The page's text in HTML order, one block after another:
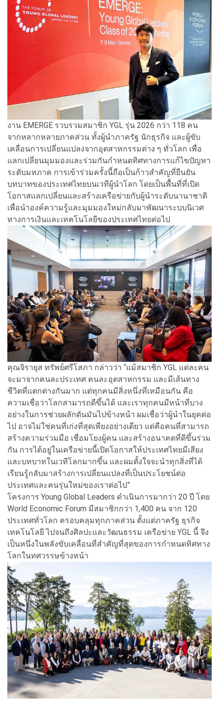
งาน EMERGE รวบรวมสมาชิก YGL รุ่น 2026 กว่า 118 คน
จากหลากหลายภาคส่วน ทั้งผู้นำภาครัฐ นักธุรกิจ และผู้ขับ
เคลื่อนการเปลี่ยนแปลงจากอุตสาหกรรมต่าง ๆ ทั่วโลก เพื่อ
แลกเปลี่ยนมุมมองและร่วมกันกำหนดทิศทางการแก้ไขปัญหา
ระดับมหภาค การเข้าร่วมครั้งนี้ถือเป็นก้าวสำคัญที่ยืนยัน
บทบาทของประเทศไทยบนเวทีผู้นำโลก โดยเป็นพื้นที่ที่เปิด
โอกาสแลกเปลี่ยนและสร้างเครือข่ายกับผู้นำระดับนานาชาติ
เพื่อนำองค์ความรู้และมุมมองใหม่กลับมาพัฒนาระบบนิเวศ
ทางการเงินและเทคโนโลยีของประเทศไทยต่อไป
คุณจิรายุส ทรัพย์ศรีโสภา กล่าวว่า “แม้สมาชิก YGL แต่ละคน
จะมาจากคนละประเทศ คนละอุตสาหกรรม และมีเส้นทาง
ชีวิตที่แตกต่างกันมาก แต่ทุกคนมีสิ่งหนึ่งที่เหมือนกัน คือ
ความเชื่อว่าโลกสามารถดีขึ้นได้ และเราทุกคนมีหน้าที่บาง
อย่างในการช่วยผลักดันมันไปข้างหน้า ผมเชื่อว่าผู้นำในยุคต่อ
ไป อาจไม่ใช่คนที่เก่งที่สุดเพียงอย่างเดียว แต่คือคนที่สามารถ
สร้างความร่วมมือ เชื่อมโยงผู้คน และสร้างอนาคตที่ดีขึ้นร่วม
กัน การได้อยู่ในเครือข่ายนี้เปิดโอกาสให้ประเทศไทยมีเสียง
และบทบาทในเวทีโลกมากขึ้น และผมตั้งใจจะนำทุกสิ่งที่ได้
เรียนรู้กลับมาสร้างการเปลี่ยนแปลงที่เป็นประโยชน์ต่อ
ประเทศและคนรุ่นใหม่ของเราต่อไป”
โครงการ Young Global Leaders ดำเนินการมากว่า 20 ปี โดย
World Economic Forum มีสมาชิกกว่า 1,400 คน จาก 120
ประเทศทั่วโลก ครอบคลุมทุกภาคส่วน ตั้งแต่ภาครัฐ ธุรกิจ
เทคโนโลยี ไปจนถึงศิลปะและวัฒนธรรม เครือข่าย YGL นี้ จึง
เป็นหนึ่งในพลังขับเคลื่อนที่สำคัญที่สุดของการกำหนดทิศทาง
โลกในทศวรรษข้างหน้า